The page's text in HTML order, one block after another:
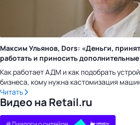
Максим Ульянов, Dors: «Деньги,
работать и приносить
Как работает АДМ и как подобрать
бизнеса, кому нужна кастомизация
Читать
Видео на Retail.ru